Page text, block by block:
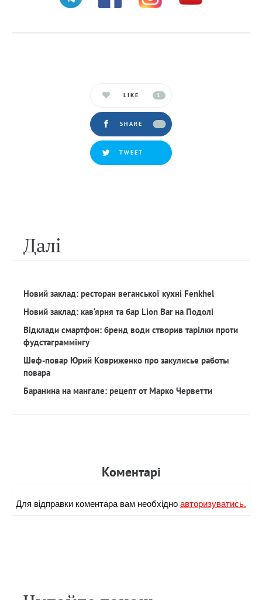
LIKE 1
SHARE
TWEET
Далi
Новий заклад: ресторан веганської кухні Fenkhel
Новий заклад: кав‘ярня та бар Lion Bar на Подолі
Відклади смартфон: бренд води створив тарілки проти
фудстаграммінгу
Шеф-повар Юрий Ковриженко про закулисье работы
повара
Баранина на мангале: рецепт от Марко Черветти
Коментарi
Для вiдправки коментара вам необхiдноавторизуватись.